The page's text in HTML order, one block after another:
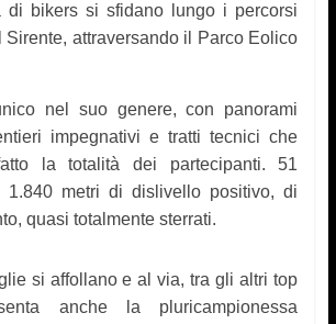
di bikers si sfidano lungo i percorsi
attraversando il Parco Eolico
nel suo genere, con panorami
impegnativi e tratti tecnici che
la totalità dei partecipanti. 51
1.840 metri di dislivello positivo, di
quasi totalmente sterrati.
si affollano e al via, tra gli altri top
anche la pluricampionessa